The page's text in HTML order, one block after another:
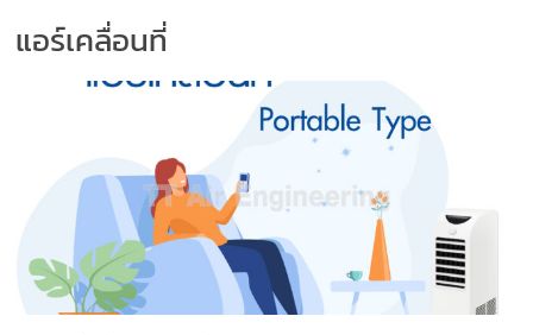
แอร์เคลื่อนที่